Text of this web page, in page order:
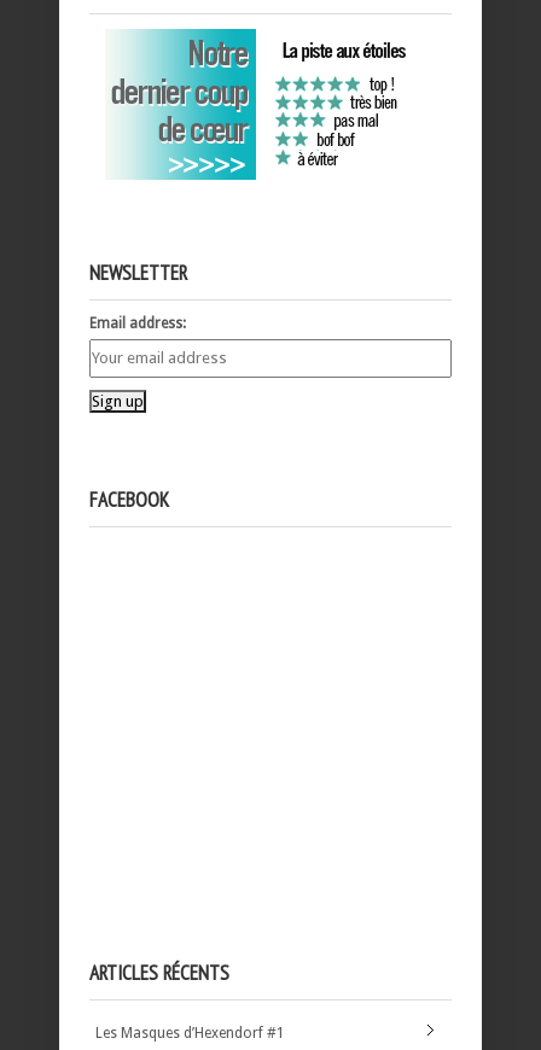
NEWSLETTER
Email address:
FACEBOOK
ARTICLES RÉCENTS
Les Masques d’Hexendorf #1